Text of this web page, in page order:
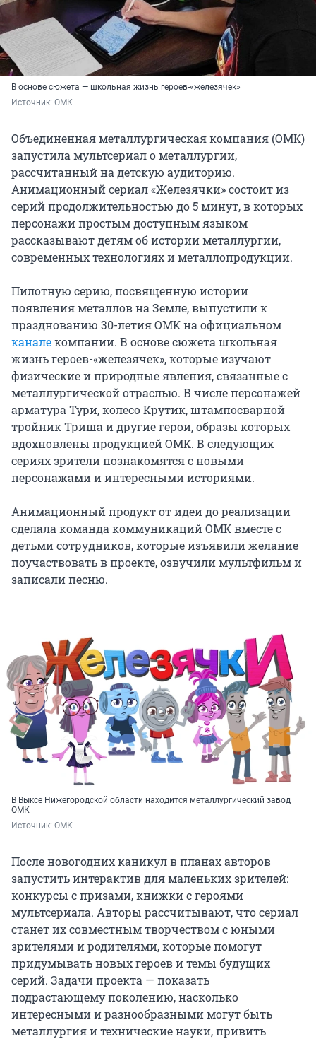
В основе сюжета — школьная жизнь героев-«железячек»
Источник: ОМК
Объединенная металлургическая компания (ОМК)
запустила мультсериал о металлургии,
рассчитанный на детскую аудиторию.
Анимационный сериал «Железячки» состоит из
серий продолжительностью до 5 минут, в которых
персонажи простым доступным языком
рассказывают детям об истории металлургии,
современных технологиях и металлопродукции.
Пилотную серию, посвященную истории
появления металлов на Земле, выпустили к
празднованию 30-летия ОМК на официальном
каналекомпании. В основе сюжета школьная
жизнь героев-«железячек», которые изучают
физические и природные явления, связанные с
металлургической отраслью. В числе персонажей
арматура Тури, колесо Крутик, штампосварной
тройник Триша и другие герои, образы которых
вдохновлены продукцией ОМК. В следующих
сериях зрители познакомятся с новыми
персонажами и интересными историями.
Анимационный продукт от идеи до реализации
сделала команда коммуникаций ОМК вместе с
детьми сотрудников, которые изъявили желание
поучаствовать в проекте, озвучили мультфильм и
записали песню.
В Выксе Нижегородской области находится металлургический завод
ОМК
Источник: ОМК
После новогодних каникул в планах авторов
запустить интерактив для маленьких зрителей:
конкурсы с призами, книжки с героями
мультсериала. Авторы рассчитывают, что сериал
станет их совместным творчеством с юными
зрителями и родителями, которые помогут
придумывать новых героев и темы будущих
серий. Задачи проекта — показать
подрастающему поколению, насколько
интересными и разнообразными могут быть
металлургия и технические науки, привить